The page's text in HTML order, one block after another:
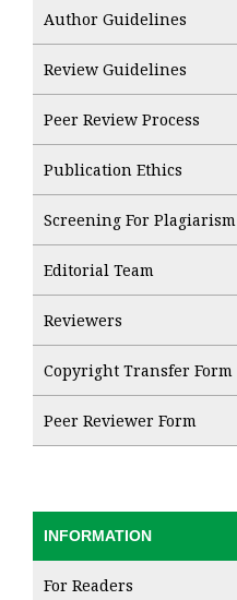
Author Guidelines
Review Guidelines
Peer Review Process
Publication Ethics
Screening For Plagiarism
Editorial Team
Reviewers
Copyright Transfer Form
Peer Reviewer Form
INFORMATION
For Readers